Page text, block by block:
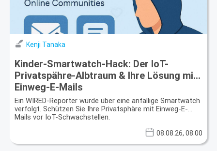
Kenji Tanaka
Kinder-Smartwatch-Hack: Der IoT-
Privatspähre-Albtraum & Ihre Lösung mit
Einweg-E-Mails
Ein WIRED-Reporter wurde über eine anfällige Smartwatch
verfolgt. Schützen Sie Ihre Privatsphäre mit Einweg-E-
Mails vor IoT-Schwachstellen.
08.08.26, 08:00